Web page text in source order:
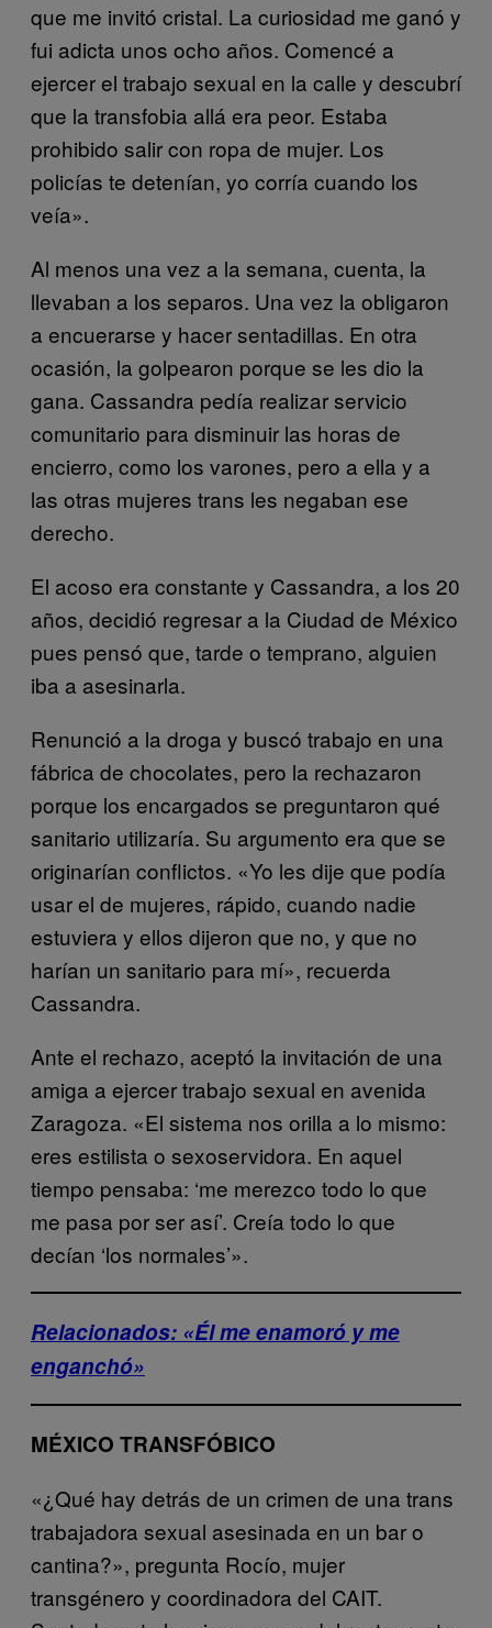
que me invitó cristal. La curiosidad me ganó y
fui adicta unos ocho años. Comencé a
ejercer el trabajo sexual en la calle y descubrí
que la transfobia allá era peor. Estaba
prohibido salir con ropa de mujer. Los
policías te detenían, yo corría cuando los
veía».
Al menos una vez a la semana, cuenta, la
llevaban a los separos. Una vez la obligaron
a encuerarse y hacer sentadillas. En otra
ocasión, la golpearon porque se les dio la
gana. Cassandra pedía realizar servicio
comunitario para disminuir las horas de
encierro, como los varones, pero a ella y a
las otras mujeres trans les negaban ese
derecho.
El acoso era constante y Cassandra, a los 20
años, decidió regresar a la Ciudad de México
pues pensó que, tarde o temprano, alguien
iba a asesinarla.
Renunció a la droga y buscó trabajo en una
fábrica de chocolates, pero la rechazaron
porque los encargados se preguntaron qué
sanitario utilizaría. Su argumento era que se
originarían conflictos. «Yo les dije que podía
usar el de mujeres, rápido, cuando nadie
estuviera y ellos dijeron que no, y que no
harían un sanitario para mí», recuerda
Cassandra.
Ante el rechazo, aceptó la invitación de una
amiga a ejercer trabajo sexual en avenida
Zaragoza. «El sistema nos orilla a lo mismo:
eres estilista o sexoservidora. En aquel
tiempo pensaba: ‘me merezco todo lo que
me pasa por ser así’. Creía todo lo que
decían ‘los normales’».
Relacionados: «Él me enamoró y me
enganchó»
MÉXICO TRANSFÓBICO
«¿Qué hay detrás de un crimen de una trans
trabajadora sexual asesinada en un bar o
cantina?», pregunta Rocío, mujer
transgénero y coordinadora del CAIT.